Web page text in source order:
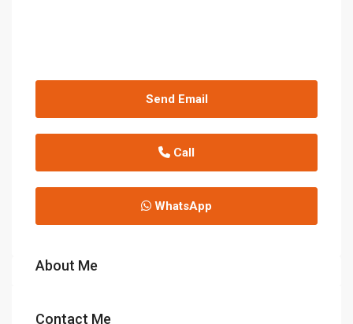
Send Email
Call
WhatsApp
About Me
Contact Me